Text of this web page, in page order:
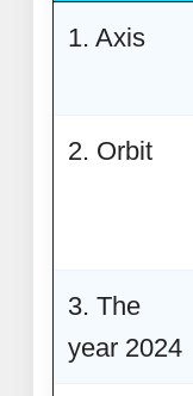
1. Axis
2. Orbit
3. The
year 2024